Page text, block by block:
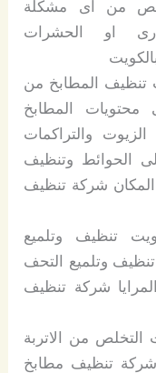
من اى مشكلة
او الحشرات
تنظيف المطابخ من
المطابخ
والتراكمات
الحوائط وتنظيف
المكان شركة تنظيف
تنظيف وتلميع
وتلميع التحف
شركة تنظيف
من الاتربة
شركة تنظيف مطابخ